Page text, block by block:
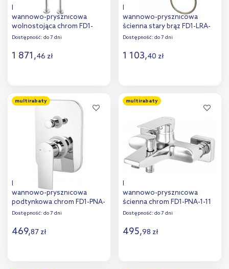
FDesign Lacrima bateria
wannowo-prysznicowa
wolnostojąca chrom FD1-
LRA-11F-11
Dostępność: do 7 dni
1 871,46 zł
Dodaj do
porównania
FDesign Lacrima bateria
wannowo-prysznicowa
ścienna stary brąz FD1-LRA-
11-66
Dostępność: do 7 dni
1 103,40 zł
Dodaj do
porównania
multirabaty
FDesign Pinea bateria
wannowo-prysznicowa
podtynkowa chrom FD1-PNA-
7P-11
Dostępność: do 7 dni
469,87 zł
multirabaty
FDesign Pinea bateria
wannowo-prysznicowa
ścienna chrom FD1-PNA-1-11
Dostępność: do 7 dni
495,98 zł